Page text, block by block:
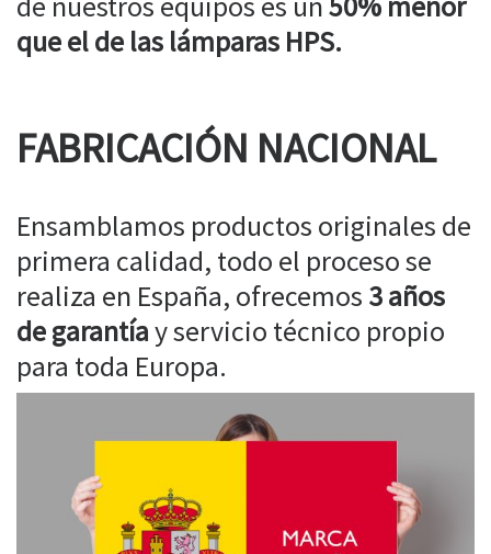
que el de las lámparas HPS.
FABRICACIÓN NACIONAL
Ensamblamos productos originales de
primera calidad, todo el proceso se
realiza en España, ofrecemos 3 años
de garantíay servicio técnico propio
para toda Europa.